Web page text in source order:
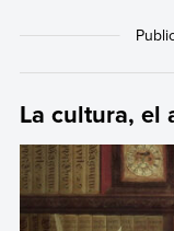
La cultura, el